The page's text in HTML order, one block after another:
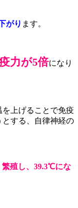
がり ます。
力が5倍になり
上げることで免疫
する、自律神経の
殖し、39.3℃にな